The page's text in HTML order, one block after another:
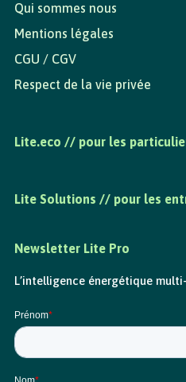
Qui sommes nous
Mentions légales
CGU / CGV
Respect de la vie privée
Lite.eco // pour les
Lite Solutions // pour les
Newsletter Lite Pro
L’intelligence énergétique